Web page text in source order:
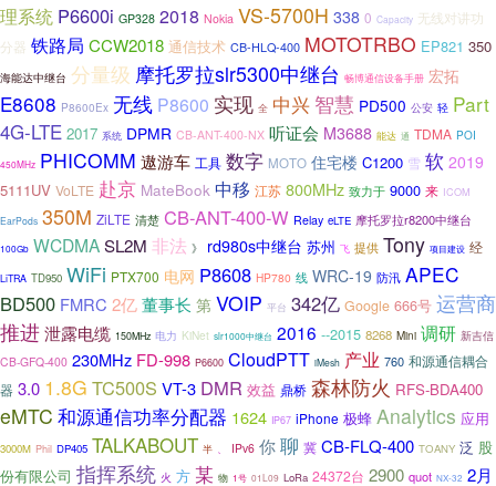
理系统 P6600i GP328 2018 Nokia VS-5700H 338 0 Capacity 无线对讲功
分器 铁路局 CCW2018 通信技术 CB-HLQ-400 MOTOTRBO EP821 350
海能达中继台 分量级 摩托罗拉slr5300中继台 畅博通信设备手册 宏拓
E8608 P8600Ex 无线 P8600 实现 全 中兴 智慧 PD500 公安 轻 Part
4G-LTE 2017 系统 DPMR CB-ANT-400-NX 听证会 M3688 能达 通 TDMA POI
450MHz PHICOMM 遨游车 工具 数字 MOTO 住宅楼 C1200 雪 软 2019
5111UV VoLTE 赴京 MateBook 中移 江苏 800MHz 致力于 9000 来 ICOM
EarPods 350M ZiLTE 清楚 CB-ANT-400-W Relay eLTE 摩托罗拉r8200中继台
100Gb WCDMASL2M 非法 》 rd980s中继台 苏州 飞 提供 Tony 项目建设 经
LiTRA TD950 WiFi PTX700 电网 P8608 HP780 线 WRC-19 防汛 APEC
BD500 FMRC 2亿董事长 第 VOIP 平台 342亿 Google 666号 运营商
推进泄露电缆 150MHz 电力 KiNet slr1000中继台 2016 --2015 8268 Mini 调研 新吉信
CB-GFQ-400 230MHz FD-998 P6600 CloudPTT iMesh 产业 760 和源通信耦合
器 3.0 1.8G TC500S VT-3 DMR 效益 鼎桥 森林防火 RFS-BDA400
eMTC 和源通信功率分配器 1624 IP67 iPhone 极蜂 Analytics 应用
3000M Phil DP405 TALKABOUT 半 、 IPv6 你聊 冀 CB-FLQ-400 TOANY 泛 股
份有限公司 指挥系统 火 方 某 物 1号 01L09 LoRa 24372台 2900 quot NX-32 2月